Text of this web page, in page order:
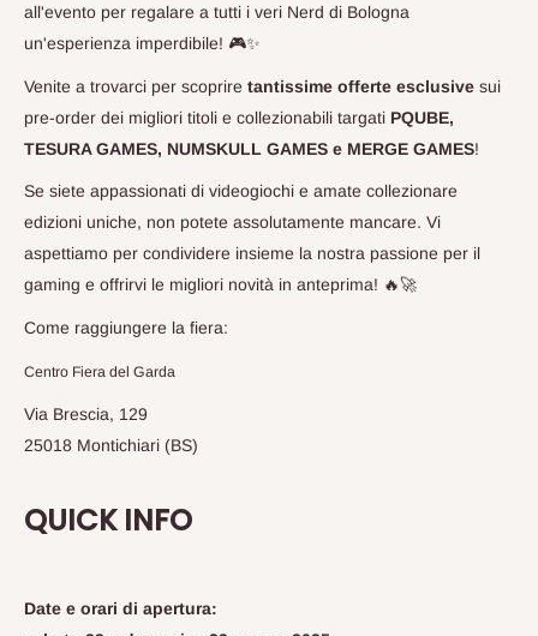
all'evento per regalare a tutti i veri Nerd di Bologna
un'esperienza imperdibile! 🎮✨
Venite a trovarci per scoprire tantissime offerte esclusive sui
pre-order dei migliori titoli e collezionabili targati PQUBE,
TESURA GAMES, NUMSKULL GAMES e MERGE GAMES!
Se siete appassionati di videogiochi e amate collezionare
edizioni uniche, non potete assolutamente mancare. Vi
aspettiamo per condividere insieme la nostra passione per il
gaming e offrirvi le migliori novità in anteprima! 🔥🚀
Come raggiungere la fiera:
Centro Fiera del Garda
Via Brescia, 129
25018 Montichiari (BS)
QUICK INFO
Date e orari di apertura: